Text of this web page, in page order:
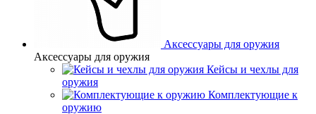
Аксессуары для оружия
Аксессуары для оружия
Кейсы и чехлы для
оружия
Комплектующие к
оружию